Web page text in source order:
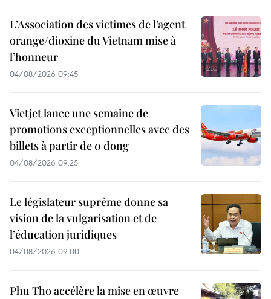
L’Association des victimes de l’agent
orange/dioxine du Vietnam mise à
l’honneur
04/08/2026 09:45
Vietjet lance une semaine de
promotions exceptionnelles avec des
billets à partir de 0 dong
04/08/2026 09:25
Le législateur suprême donne sa
vision de la vulgarisation et de
l’éducation juridiques
04/08/2026 09:00
Phu Tho accélère la mise en œuvre